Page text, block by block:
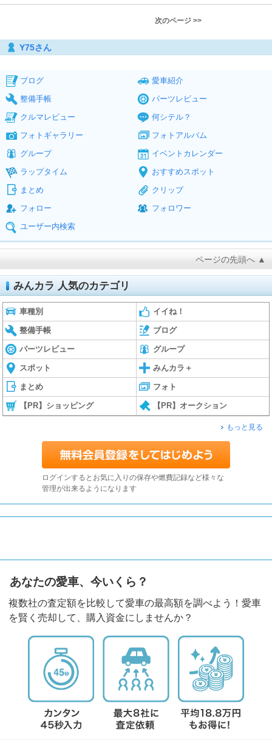
次のページ >>
Y75さん
ブログ
愛車紹介
整備手帳
パーツレビュー
クルマレビュー
何シテル？
フォトギャラリー
フォトアルバム
グループ
イベントカレンダー
ラップタイム
おすすめスポット
まとめ
クリップ
フォロー
フォロワー
ユーザー内検索
ページの先頭へ ▲
みんカラ 人気のカテゴリ
車種別 イイね！
整備手帳 ブログ
パーツレビュー グループ
スポット みんカラ＋
まとめ フォト
【PR】ショッピング 【PR】オークション
もっと見る
ログインするとお気に入りの保存や燃費記録など様々な
管理が出来るようになります
あなたの愛車、今いくら？
複数社の査定額を比較して愛車の最高額を調べよう！愛車
を賢く売却して、購入資金にしませんか？